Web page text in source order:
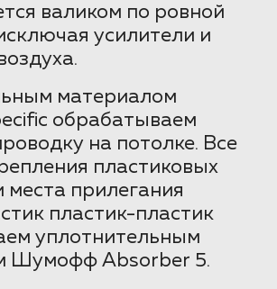
валиком по ровной
усилители и
материалом
обрабатываем
на потолке. Все
пластиковых
места прилегания
пластик-пластик
уплотнительным
Шумофф Absorber 5.